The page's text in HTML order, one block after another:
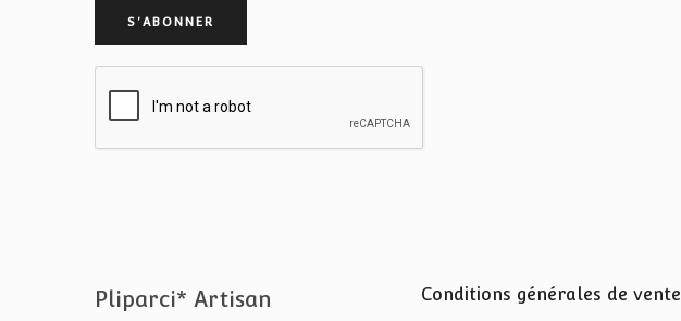
Pliparci* Artisan Conditions générales de vente